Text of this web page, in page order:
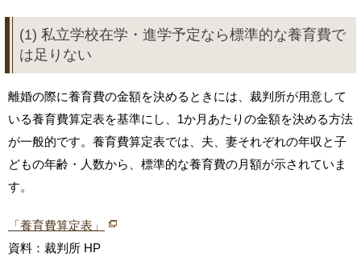
(1) 私立学校在学・進学予定なら標準的な養育費で
は足りない
離婚の際に養育費の金額を決めるときには、裁判所が用意して
いる養育費算定表を基準にし、1か月あたりの金額を決める方法
が一般的です。養育費算定表では、夫、妻それぞれの年収と子
どもの年齢・人数から、標準的な養育費の月額が示されていま
す。
「養育費算定表」
資料：裁判所 HP